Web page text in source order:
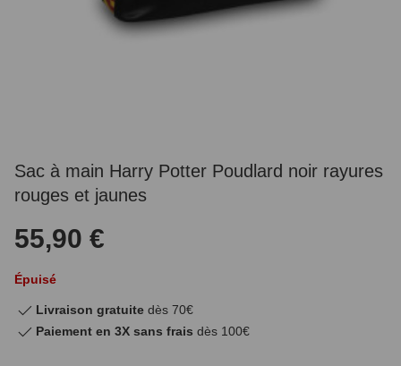
Sac à main Harry Potter Poudlard noir rayures
rouges et jaunes
55,90 €
Épuisé
Livraison gratuite dès 70€
Paiement en 3X sans frais dès 100€